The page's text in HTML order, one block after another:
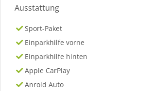
Ausstattung
Sport-Paket
Einparkhilfe vorne
Einparkhilfe hinten
Apple CarPlay
Anroid Auto